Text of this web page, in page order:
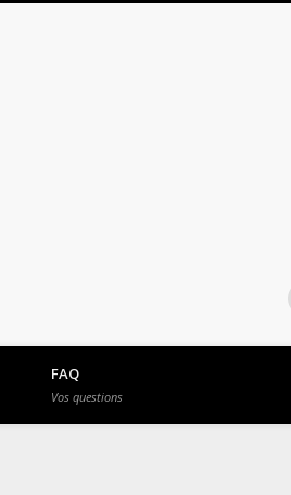
FAQ
Vos questions